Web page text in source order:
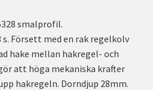
smalprofil.
s. Försett med en rak regelkolv
hake mellan hakregel- och
att höga mekaniska krafter
hakregeln. Dorndjup 28mm.